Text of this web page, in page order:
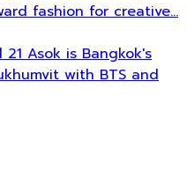
fashion for creative…
21 Asok is Bangkok's
with BTS and